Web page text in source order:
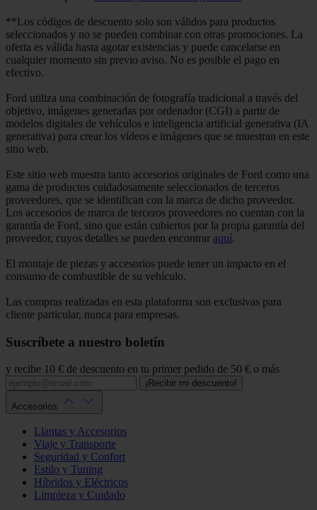
**Los códigos de descuento solo son válidos para productos
seleccionados y no se pueden combinar con otras promociones. La
oferta es válida hasta agotar existencias y puede cancelarse en
cualquier momento sin previo aviso. No es posible el pago en
efectivo.
Ford utiliza una combinación de fotografía tradicional a través del
objetivo, imágenes generadas por ordenador (CGI) a partir de
modelos digitales de vehículos e inteligencia artificial generativa (IA
generativa) para crear los vídeos e imágenes que se muestran en este
sitio web.
Este sitio web muestra tanto accesorios originales de Ford como una
gama de productos cuidadosamente seleccionados de terceros
proveedores, que se identifican con la marca de dicho proveedor.
Los accesorios de marca de terceros proveedores no cuentan con la
garantía de Ford, sino que están cubiertos por la propia garantía del
proveedor, cuyos detalles se pueden encontrar aquí.
El montaje de piezas y accesorios puede tener un impacto en el
consumo de combustible de su vehículo.
Las compras realizadas en esta plataforma son exclusivas para
cliente particular, nunca para empresas.
Suscríbete a nuestro boletín
y recibe 10 € de descuento en tu primer pedido de 50 € o más
¡Recibir mi descuento!
Accesorios
Llantas y Accesorios
Viaje y Transporte
Seguridad y Confort
Estilo y Tuning
Híbridos y Eléctricos
Limpieza y Cuidado